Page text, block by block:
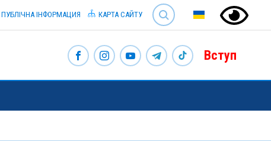
SEARCH
ПУБЛІЧНА ІНФОРМАЦИЯ КАРТА САЙТУ
Вступ